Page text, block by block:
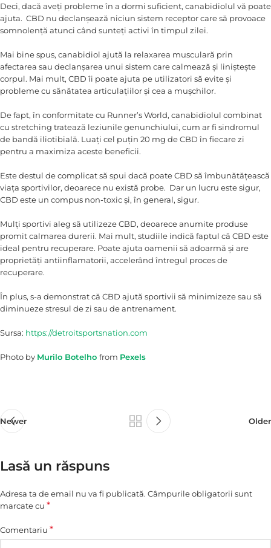
Deci, dacă aveți probleme în a dormi suficient, canabidiolul vă poate
ajuta. CBD nu declanșează niciun sistem receptor care să provoace
somnolență atunci când sunteți activi în timpul zilei.
Mai bine spus, canabidiol ajută la relaxarea musculară prin
afectarea sau declanșarea unui sistem care calmează și liniștește
corpul. Mai mult, CBD îi poate ajuta pe utilizatori să evite și
probleme cu sănătatea articulațiilor și cea a mușchilor.
De fapt, în conformitate cu Runner’s World, canabidiolul combinat
cu stretching tratează leziunile genunchiului, cum ar fi sindromul
de bandă iliotibială. Luați cel puțin 20 mg de CBD în fiecare zi
pentru a maximiza aceste beneficii.
Este destul de complicat să spui dacă poate CBD să îmbunătățească
viața sportivilor, deoarece nu există probe. Dar un lucru este sigur,
CBD este un compus non-toxic și, în general, sigur.
Mulți sportivi aleg să utilizeze CBD, deoarece anumite produse
promit calmarea durerii. Mai mult, studiile indică faptul că CBD este
ideal pentru recuperare. Poate ajuta oamenii să adoarmă și are
proprietăți antiinflamatorii, accelerând întregul proces de
recuperare.
În plus, s-a demonstrat că CBD ajută sportivii să minimizeze sau să
diminueze stresul de zi sau de antrenament.
Sursa: https://detroitsportsnation.com
Photo by Murilo Botelho from Pexels
Newer Older
Lasă un răspuns
Adresa ta de email nu va fi publicată. Câmpurile obligatorii sunt
marcate cu *
Comentariu *